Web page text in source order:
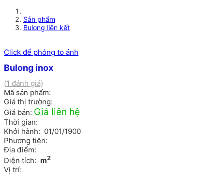
Sản phẩm
Bulong liên kết
Click để phóng to ảnh
Bulong inox
(1 đánh giá)
Mã sản phẩm:
Giá thị trường:
Giá bán: Giá liên hệ
Thời gian:
Khởi hành: 01/01/1900
Phương tiện:
Địa điểm:
Diện tích: m2
Vị trí: